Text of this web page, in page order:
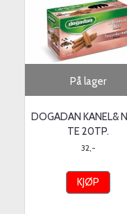
På lager
DOGADAN KANEL&
TE 20TP.
32,-
KJØP